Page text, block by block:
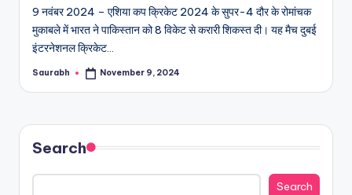
9 नवंबर 2024 – एशिया कप क्रिकेट 2024 के सुपर-4 दौर के रोमांचक
मुकाबले में भारत ने पाकिस्तान को 8 विकेट से करारी शिकस्त दी। यह मैच दुबई
इंटरनेशनल क्रिकेट…
Posted
Saurabh November 9, 2024
Search
Search